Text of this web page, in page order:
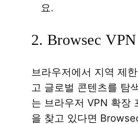
요.
2. Browsec VPN
브라우저에서 지역 제
고 글로벌 콘텐츠를 탐
는 브라우저 VPN 확장
을 찾고 있다면